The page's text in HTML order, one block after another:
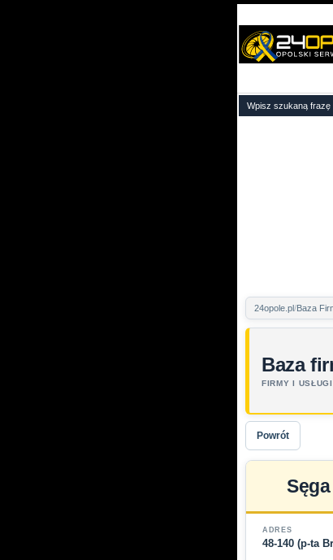
24opole.pl Baza
Baza
FIRMY I USŁUGI
Powrót
ADRES
48-140 (p-ta